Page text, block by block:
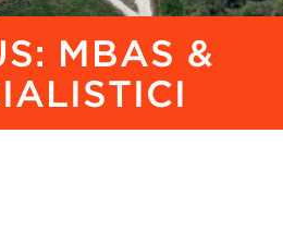
MBAS &